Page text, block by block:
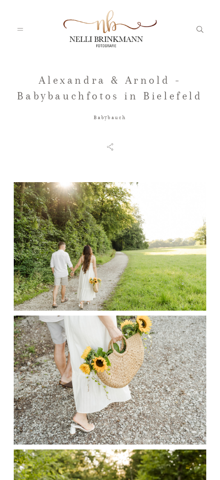
Startseite
Blog
Kontakt
Alexandra & Arnold -
Babybauchfotos in Bielefeld
Babybauch